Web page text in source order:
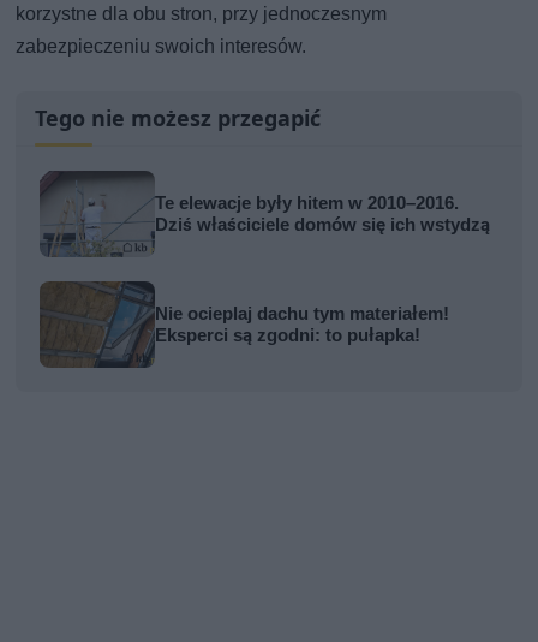
korzystne dla obu stron, przy jednoczesnym
zabezpieczeniu swoich interesów.
Tego nie możesz przegapić
Te elewacje były hitem w 2010–2016.
Dziś właściciele domów się ich wstydzą
Nie ocieplaj dachu tym materiałem!
Eksperci są zgodni: to pułapka!